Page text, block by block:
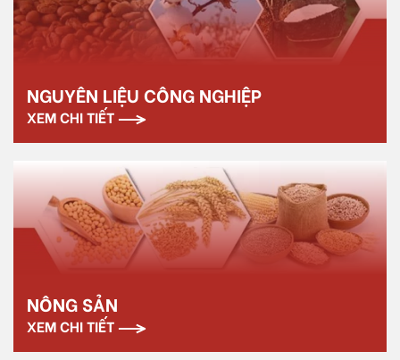
NGUYÊN LIỆU CÔNG NGHIỆP
XEM CHI TIẾT
NÔNG SẢN
XEM CHI TIẾT